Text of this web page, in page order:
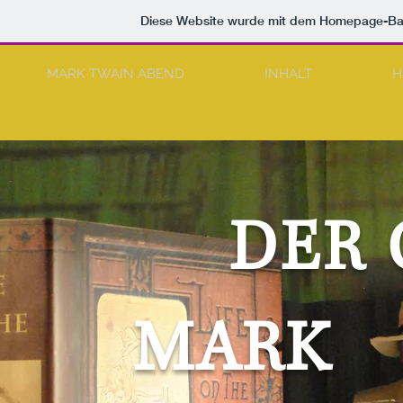
Diese Website wurde mit dem Homepage-
MARK TWAIN ABEND INHALT
DER